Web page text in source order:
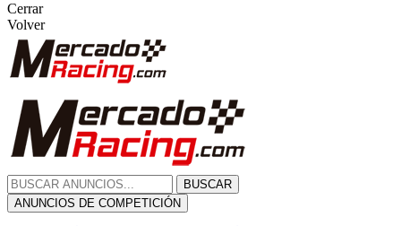
Cerrar
Volver
BUSCAR
ANUNCIOS DE COMPETICIÓN